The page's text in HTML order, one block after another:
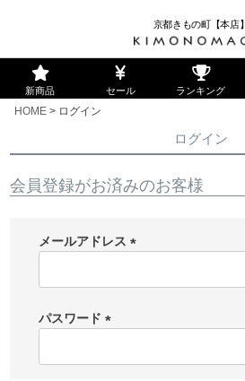
京都きもの町【本店】
新商品 セール ランキング
HOME ログイン
ログイン
会員登録がお済みのお客様
メールアドレス
パスワード